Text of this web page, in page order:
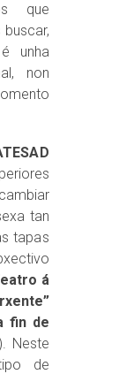
que
unha
non
tan
tapas
á
fin de
Neste
de